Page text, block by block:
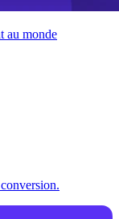
au monde